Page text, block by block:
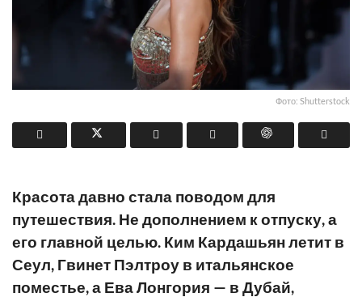
Фото: Shutterstock
Красота давно стала поводом для
путешествия. Не дополнением к отпуску, а
его главной целью. Ким Кардашьян летит в
Сеул, Гвинет Пэлтроу в итальянское
поместье, а Ева Лонгория — в Дубай,